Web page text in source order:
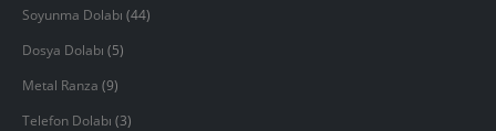
Soyunma Dolabı (44)
Dosya Dolabı (5)
Metal Ranza (9)
Telefon Dolabı (3)